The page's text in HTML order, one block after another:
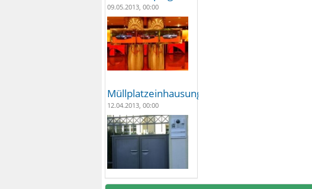
09.05.2013, 00:00
Müllplatzeinhausungen
12.04.2013, 00:00